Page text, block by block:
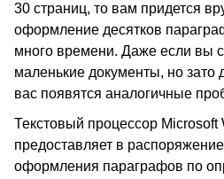
30 страниц, то вам придется
оформление десятков
много времени. Даже если вы
маленькие документы, но зато
вас появятся аналогичные
Текстовый процессор Microsoft
предоставляет в
оформления параграфов по